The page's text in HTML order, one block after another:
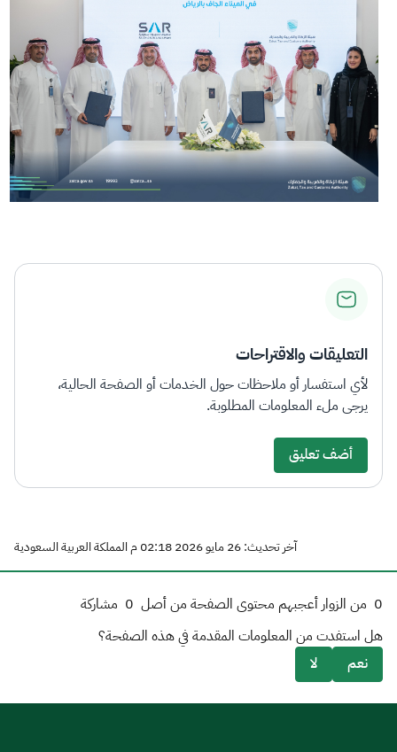
التعليقات والاقتراحات
لأي استفسار أو ملاحظات حول الخدمات أو الصفحة الحالية،
يرجى ملء المعلومات المطلوبة.
أضف تعليق
آخر تحديث: 26 مايو 2026 02:18 م المملكة العربية السعودية
0 من الزوار أعجبهم محتوى الصفحة من أصل 0 مشاركة
هل استفدت من المعلومات المقدمة في هذه الصفحة؟
نعم
لا